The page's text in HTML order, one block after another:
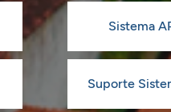
Sistema
Suporte